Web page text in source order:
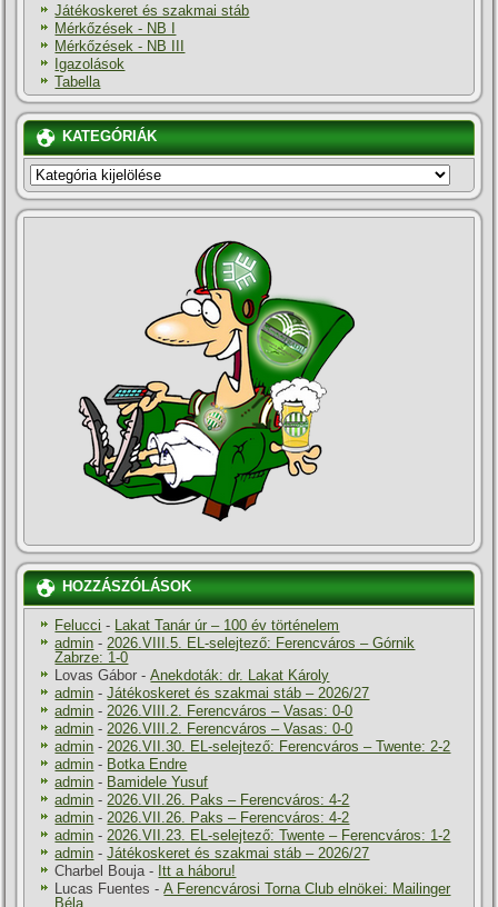
Játékoskeret és szakmai stáb
Mérkőzések - NB I
Mérkőzések - NB III
Igazolások
Tabella
KATEGÓRIÁK
KATEGÓRIÁK
HOZZÁSZÓLÁSOK
Felucci - Lakat Tanár úr – 100 év történelem
admin - 2026.VIII.5. EL-selejtező: Ferencváros – Górnik
Zabrze: 1-0
Lovas Gábor -Anekdoták: dr. Lakat Károly
admin -Játékoskeret és szakmai stáb – 2026/27
admin - 2026.VIII.2. Ferencváros – Vasas: 0-0
admin - 2026.VIII.2. Ferencváros – Vasas: 0-0
admin - 2026.VII.30. EL-selejtező: Ferencváros – Twente: 2-2
admin - Botka Endre
admin - Bamidele Yusuf
admin - 2026.VII.26. Paks – Ferencváros: 4-2
admin - 2026.VII.26. Paks – Ferencváros: 4-2
admin - 2026.VII.23. EL-selejtező: Twente – Ferencváros: 1-2
admin -Játékoskeret és szakmai stáb – 2026/27
Charbel Bouja - Itt a háboru!
Lucas Fuentes -A Ferencvárosi Torna Club elnökei: Mailinger
Béla